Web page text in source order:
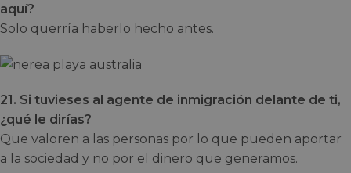
aquí?
Solo querría haberlo hecho antes.
21. Si tuvieses al agente de inmigración delante de ti,
¿qué le dirías?
Que valoren a las personas por lo que pueden aportar
a la sociedad y no por el dinero que generamos.